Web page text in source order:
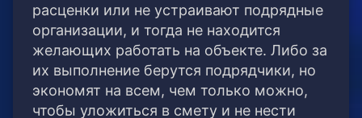
расценки или не устраивают подрядные
организации, и тогда не находится
желающих работать на объекте. Либо за
их выполнение берутся подрядчики, но
экономят на всем, чем только можно,
чтобы уложиться в смету и не нести